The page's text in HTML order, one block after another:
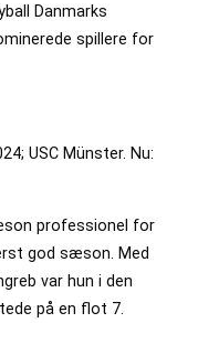
Danmarks
spillere for
USC Münster. Nu:
professionel for
god sæson. Med
var hun i den
på en flot 7.